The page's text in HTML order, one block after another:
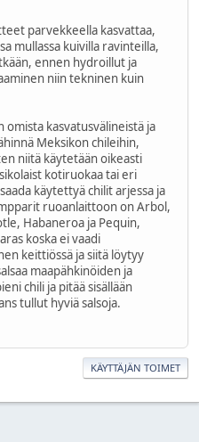
parvekkeella kasvattaa,
mullassa kuivilla ravinteilla,
ennen hydroillut ja
niin tekninen kuin
omista kasvatusvälineistä ja
Meksikon chileihin,
niitä käytetään oikeasti
kotiruokaa tai eri
käytettyä chilit arjessa ja
ruoanlaittoon on Arbol,
Habaneroa ja Pequin,
koska ei vaadi
keittiössä ja siitä löytyy
maapähkinöiden ja
chili ja pitää sisällään
tullut hyviä salsoja.
KÄYTTÄJÄN TOIMET